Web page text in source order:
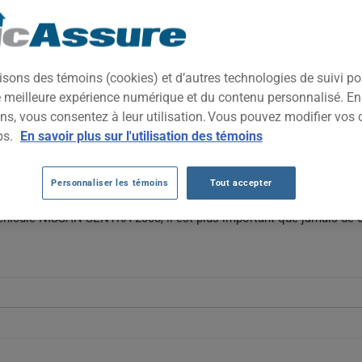
fiable et économique, appréciée pour sa consommation
pour les conducteurs recherchant un véhicule d'occasion sans
SENTRA 2008 AU FIL DES 5
2008 diminuent globalement, passant de 873 $ à 396 $,
du véhicule et sa valeur de remplacement réduite.
NISSAN SENTRA 2008, il est plus important que jamais
des témoins (cookies) et d’autres technologies de suivi
expérience numérique et du contenu personnalisé.
vous consentez à leur utilisation. Vous pouvez modifier vos
En savoir plus sur l'utilisation des témoins
Personnaliser les témoins Tout accepter